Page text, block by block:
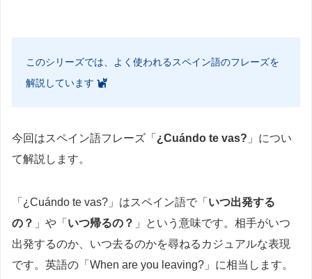
このシリーズでは、よく使われるスペイン語のフレーズを
解説しています
今回はスペイン語フレーズ「 ¿Cuándo te vas? 」につい
て解説します。
「¿Cuándo te vas?」はスペイン語で「 いつ出発する
の？ 」や「 いつ帰るの？ 」という意味です。相手がいつ
出発するのか、いつ去るのかを尋ねるカジュアルな表現
です。英語の「When are you leaving?」に相当します。